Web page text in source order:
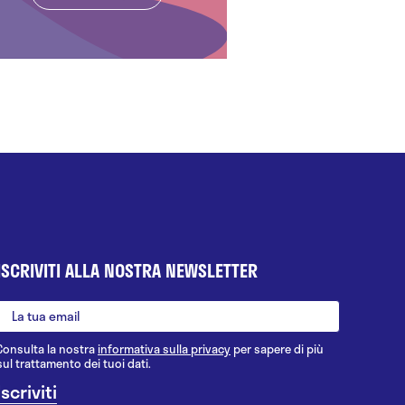
ALLA NOSTRA NEWSLETTER
la nostrainformativa sulla privacy per sapere di più
trattamento dei tuoi dati.